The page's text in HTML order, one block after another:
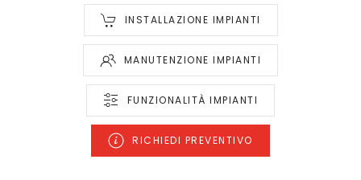
INSTALLAZIONE IMPIANTI
MANUTENZIONE IMPIANTI
FUNZIONALITÀ IMPIANTI
RICHIEDI PREVENTIVO